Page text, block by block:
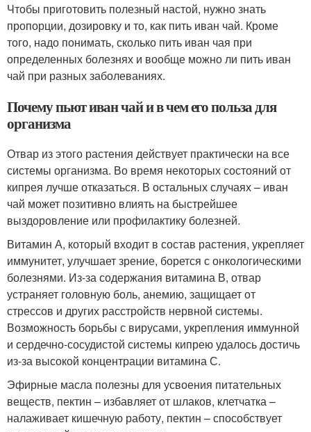
Чтобы приготовить полезный настой, нужно знать
пропорции, дозировку и то, как пить иван чай. Кроме
того, надо понимать, сколько пить иван чая при
определенных болезнях и вообще можно ли пить иван
чай при разных заболеваниях.
Почему пьют иван чай и в чем его польза для
организма
Отвар из этого растения действует практически на все
системы организма. Во время некоторых состояний от
кипрея лучше отказаться. В остальных случаях – иван
чай может позитивно влиять на быстрейшее
выздоровление или профилактику болезней.
Витамин А, который входит в состав растения, укрепляет
иммунитет, улучшает зрение, борется с онкологическими
болезнями. Из-за содержания витамина В, отвар
устраняет головную боль, анемию, защищает от
стрессов и других расстройств нервной системы.
Возможность борьбы с вирусами, укрепления иммунной
и сердечно-сосудистой системы кипрею удалось достичь
из-за высокой концентрации витамина С.
Эфирные масла полезны для усвоения питательных
веществ, пектин – избавляет от шлаков, клетчатка –
налаживает кишечную работу, пектин – способствует